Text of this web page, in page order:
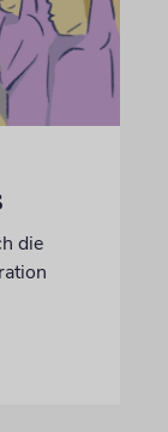
die